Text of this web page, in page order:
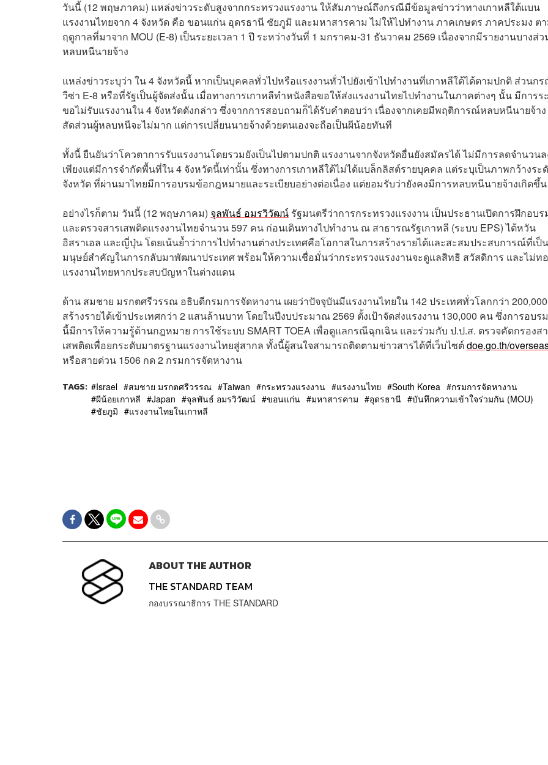
วันนี้ (12 พฤษภาคม) แหล่งข่าวระดับสูงจากกระทรวงแรงงาน ให้สัมภาษณ์ถึงกรณีมีข้อมูลข่าวว่าทางเกาหลีใต้แบน
แรงงานไทยจาก 4 จังหวัด คือ ขอนแก่น อุดรธานี ชัยภูมิ และมหาสารคาม ไม่ให้ไปทำงาน ภาคเกษตร ภาคประมง ต
ฤดูกาลที่มาจาก MOU (E-8) เป็นระยะเวลา 1 ปี ระหว่างวันที่ 1 มกราคม-31 ธันวาคม 2569 เนื่องจากมีรายงานบางส่
หลบหนีนายจ้าง
แหล่งข่าวระบุว่า ใน 4 จังหวัดนี้ หากเป็นบุคคลทั่วไปหรือแรงงานทั่วไปยังเข้าไปทำงานที่เกาหลีใต้ได้ตามปกติ ส่วนก
วีซ่า E-8 หรือที่รัฐเป็นผู้จัดส่งนั้น เมื่อทางการเกาหลีทำหนังสือขอให้ส่งแรงงานไทยไปทำงานในภาคต่างๆ นั้น มีการร
ขอไม่รับแรงงานใน 4 จังหวัดดังกล่าว ซึ่งจากการสอบถามก็ได้รับคำตอบว่า เนื่องจากเคยมีพฤติการณ์หลบหนีนายจ้า
สัดส่วนผู้หลบหนีจะไม่มาก แต่การเปลี่ยนนายจ้างด้วยตนเองจะถือเป็นผีน้อยทันที
ทั้งนี้ ยืนยันว่าโควตาการรับแรงงานโดยรวมยังเป็นไปตามปกติ แรงงานจากจังหวัดอื่นยังสมัครได้ ไม่มีการลดจำนวน
เพียงแต่มีการจำกัดพื้นที่ใน 4 จังหวัดนี้เท่านั้น ซึ่งทางการเกาหลีใต้ไม่ได้แบล็กลิสต์รายบุคคล แต่ระบุเป็นภาพกว้างระ
จังหวัด ที่ผ่านมาไทยมีการอบรมข้อกฎหมายและระเบียบอย่างต่อเนื่อง แต่ยอมรับว่ายังคงมีการหลบหนีนายจ้างเกิดขึ้น
อย่างไรก็ตาม วันนี้ (12 พฤษภาคม) จุลพันธ์ อมรวิวัฒน์ รัฐมนตรีว่าการกระทรวงแรงงาน เป็นประธานเปิดการฝึกอบร
และตรวจสารเสพติดแรงงานไทยจำนวน 597 คน ก่อนเดินทางไปทำงาน ณ สาธารณรัฐเกาหลี (ระบบ EPS) ไต้หวัน
อิสราเอล และญี่ปุ่น โดยเน้นย้ำว่าการไปทำงานต่างประเทศคือโอกาสในการสร้างรายได้และสะสมประสบการณ์ที่เป็
มนุษย์สำคัญในการกลับมาพัฒนาประเทศ พร้อมให้ความเชื่อมั่นว่ากระทรวงแรงงานจะดูแลสิทธิ สวัสดิการ และไม่ท
แรงงานไทยหากประสบปัญหาในต่างแดน
ด้าน สมชาย มรกตศรีวรรณ อธิบดีกรมการจัดหางาน เผยว่าปัจจุบันมีแรงงานไทยใน 142 ประเทศทั่วโลกกว่า
สร้างรายได้เข้าประเทศกว่า 2 แสนล้านบาท โดยในปีงบประมาณ 2569 ตั้งเป้าจัดส่งแรงงาน 130,000 คน ซึ่งการอบร
นี้มีการให้ความรู้ด้านกฎหมาย การใช้ระบบ SMART TOEA เพื่อดูแลกรณีฉุกเฉิน และร่วมกับ ป.ป.ส. ตรวจคัดกรองส
เสพติดเพื่อยกระดับมาตรฐานแรงงานไทยสู่สากล ทั้งนี้ผู้สนใจสามารถติดตามข่าวสารได้ที่เว็บไซต์doe.go.th/
หรือสายด่วน 1506 กด 2 กรมการจัดหางาน
TAGS: Israel สมชาย มรกตศรีวรรณ Taiwan กระทรวงแรงงาน แรงงานไทย South Korea
กรมการจัดหางาน
ผีน้อยเกาหลี
Japan จุลพันธ์ อมรวิวัฒน์ ขอนแก่น มหาสารคาม อุดรธานี
บันทึกความเข้าใจร่วมกัน (MOU)
ชัยภูมิ
แรงงานไทยในเกาหลี
ABOUT THE AUTHOR
THE STANDARD TEAM
กองบรรณาธิการ THE STANDARD